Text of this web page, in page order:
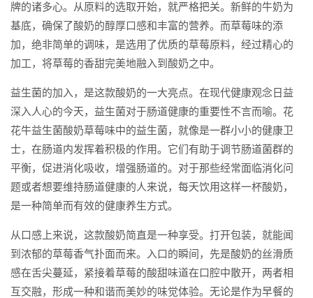
牌的诸多心。从原料的选取开始，就严格把关。新鲜的牛奶为
基底，确保了酸奶的醇厚口感和丰富的营养。而草莓味的添
加，绝非简单的调味，是选用了优质的草莓原料，经过精心的
加工，将草莓的香甜完美地融入到酸奶之中。
益生菌的加入，是这款酸奶的一大亮点。在现代健康观念日益
深入人心的今天，益生菌对于肠道健康的重要性不言而喻。花
花牛益生菌酸奶草莓味中的益生菌，就像是一群小小的健康卫
士，在肠道内发挥着积极的作用。它们有助于调节肠道菌群的
平衡，促进消化吸收，增强肠道的。对于那些经常面临消化问
题或者想要维持肠道健康的人来说，每天饮用这样一杯酸奶，
是一种简单而有效的健康养生方式。
从口感上来说，这款酸奶简直是一种享受。打开包装，就能闻
到浓郁的草莓香气扑面而来。入口的瞬间，先是酸奶的丝滑质
感在舌尖蔓延，紧接着草莓的酸甜味道在口腔中散开，两者相
互交融，形成一种和谐而美妙的味觉体验。无论是作为早餐的